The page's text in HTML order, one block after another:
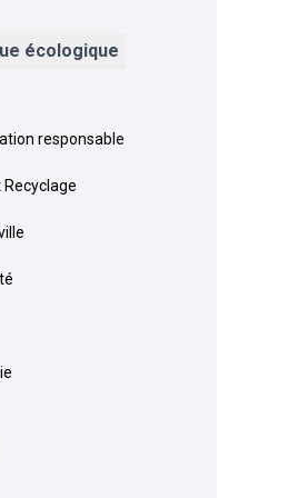
écologique
responsable
Recyclage